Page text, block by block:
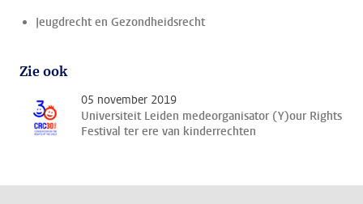
Jeugdrecht en Gezondheidsrecht
Zie ook
05 november 2019
Universiteit Leiden medeorganisator (Y)our Rights
Festival ter ere van kinderrechten